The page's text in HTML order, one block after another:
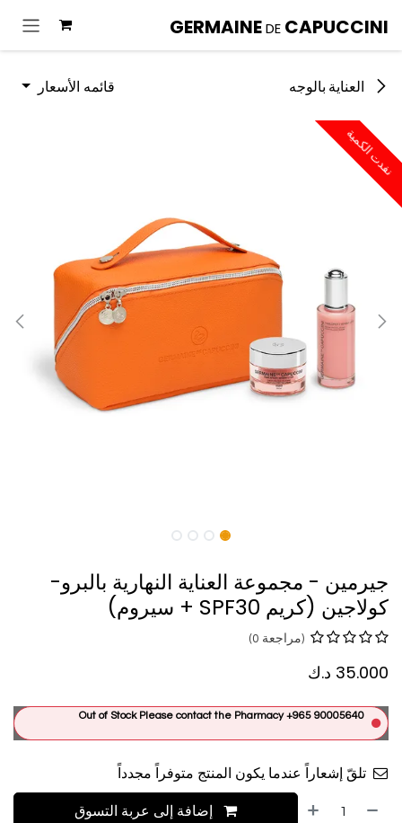
GERMAINEDE CAPUCCINI
العناية بالوجه قائمه الأسعار
نفدت الكمية
نفدت الكمية
جيرمين - مجموعة العناية النهارية بالبرو-
كولاجين (كريم SPF30 + سيروم)
(مراجعة 0)
35.000 د.ك
Out of Stock Please contact the Pharmacy +965 90005640
تلقّ إشعاراً عندما يكون المنتج متوفراً مجدداً
إضافة إلى عربة التسوق